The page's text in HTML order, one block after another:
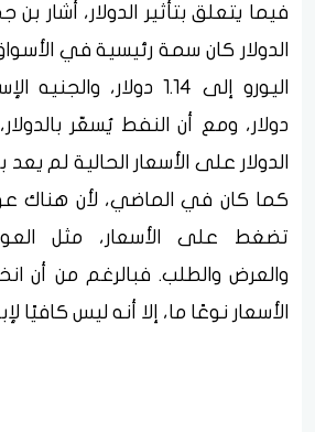
فيما يتعلق بتأثير الدولار، أشار
الدولار كان سمة رئيسية في
دولار، ومع أن النفط يُسعّر
الدولار على الأسعار الحالية لم
كما كان في الماضي، لأن هناك
تضغط على الأسعار، مثل
والعرض والطلب. فبالرغم من أن
الأسعار نوعًا ما، إلا أنه ليس كافيًا